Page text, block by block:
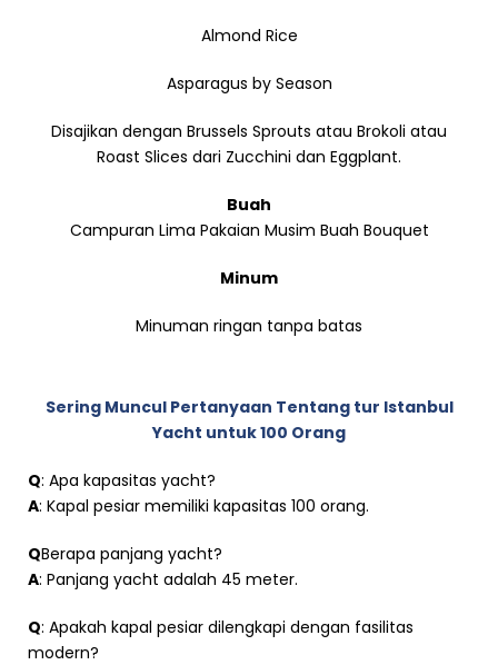
Almond Rice
Asparagus by Season
Disajikan dengan Brussels Sprouts atau Brokoli atau
Roast Slices dari Zucchini dan Eggplant.
Buah
Campuran Lima Pakaian Musim Buah Bouquet
Minum
Minuman ringan tanpa batas
Sering Muncul Pertanyaan Tentang tur Istanbul
Yacht untuk 100 Orang
Q: Apa kapasitas yacht?
A: Kapal pesiar memiliki kapasitas 100 orang.
QBerapa panjang yacht?
A: Panjang yacht adalah 45 meter.
Q: Apakah kapal pesiar dilengkapi dengan fasilitas
modern?